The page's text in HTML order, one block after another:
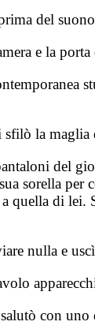
del
e la porta
sfilò la maglia
del
sorella
quella di
nulla e
con uno